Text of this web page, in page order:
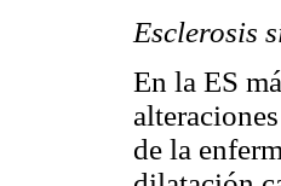
Esclerosis
En la ES
de la